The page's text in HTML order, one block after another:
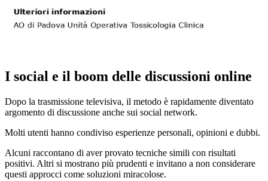
I social e il boom delle discussioni online
Dopo la trasmissione televisiva, il metodo è rapidamente diventato
argomento di discussione anche sui social network.
Molti utenti hanno condiviso esperienze personali, opinioni e dubbi.
Alcuni raccontano di aver provato tecniche simili con risultati
positivi. Altri si mostrano più prudenti e invitano a non considerare
questi approcci come soluzioni miracolose.